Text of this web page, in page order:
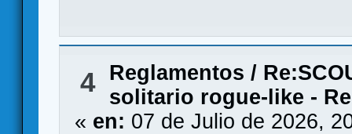
4 Reglamentos /
solitario rogue-like -
« en: 07 de Julio de 2026,